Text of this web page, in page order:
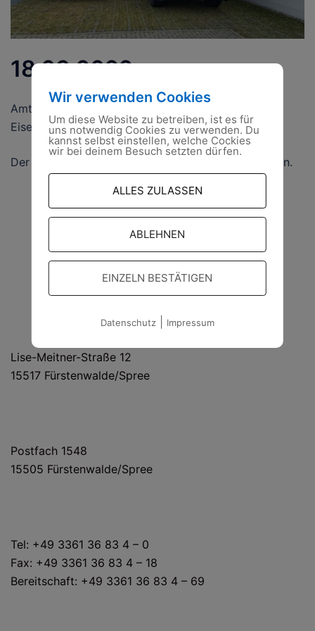
18.03.2022
Amtshilfe für den Landkreis Oder-Spree in
Eisenhüttenstadt
Der nächste Einsatz, ließ nicht lange auf sich warten.
HAUS- UND LIEFERANSCHRIFT
Lise-Meitner-Straße 12
15517 Fürstenwalde/Spree
Postfach 1548
15505 Fürstenwalde/Spree
Tel: +49 3361 36 83 4 – 0
Fax: +49 3361 36 83 4 – 18
Bereitschaft: +49 3361 36 83 4 – 69
Wir verwenden Cookies
Um diese Website zu betreiben, ist es für
uns notwendig Cookies zu verwenden. Du
kannst selbst einstellen, welche Cockies
wir bei deinem Besuch setzten dürfen.
ALLES ZULASSEN
ABLEHNEN
EINZELN BESTÄTIGEN
Datenschutz| Impressum